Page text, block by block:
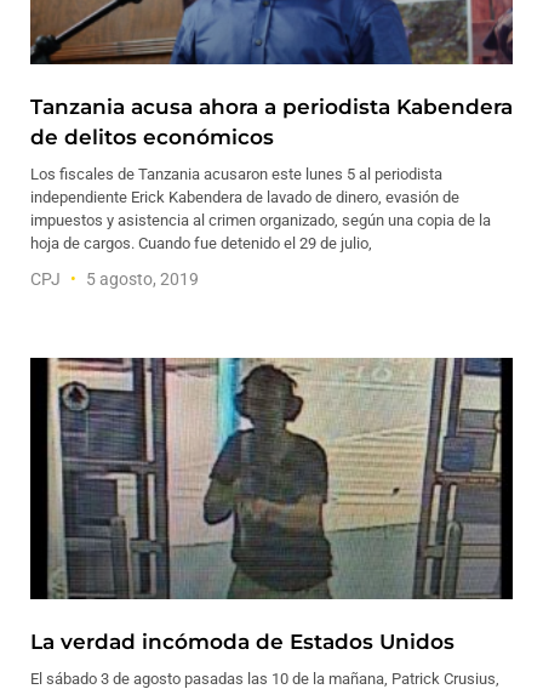
Tanzania acusa ahora a periodista Kabendera
de delitos económicos
Los fiscales de Tanzania acusaron este lunes 5 al periodista
independiente Erick Kabendera de lavado de dinero, evasión de
impuestos y asistencia al crimen organizado, según una copia de la
hoja de cargos. Cuando fue detenido el 29 de julio,
CPJ 5 agosto, 2019
La verdad incómoda de Estados Unidos
El sábado 3 de agosto pasadas las 10 de la mañana, Patrick Crusius,